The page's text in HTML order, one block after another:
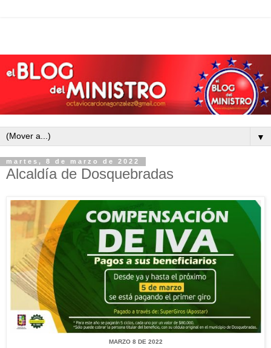
▼
martes, 8 de marzo de 2022
Alcaldía de Dosquebradas
MARZO 8 DE 2022